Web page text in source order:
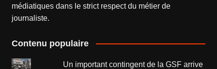
médiatiques dans le strict respect du métier de
journaliste.
Contenu populaire
Un important contingent de la GSF arrive